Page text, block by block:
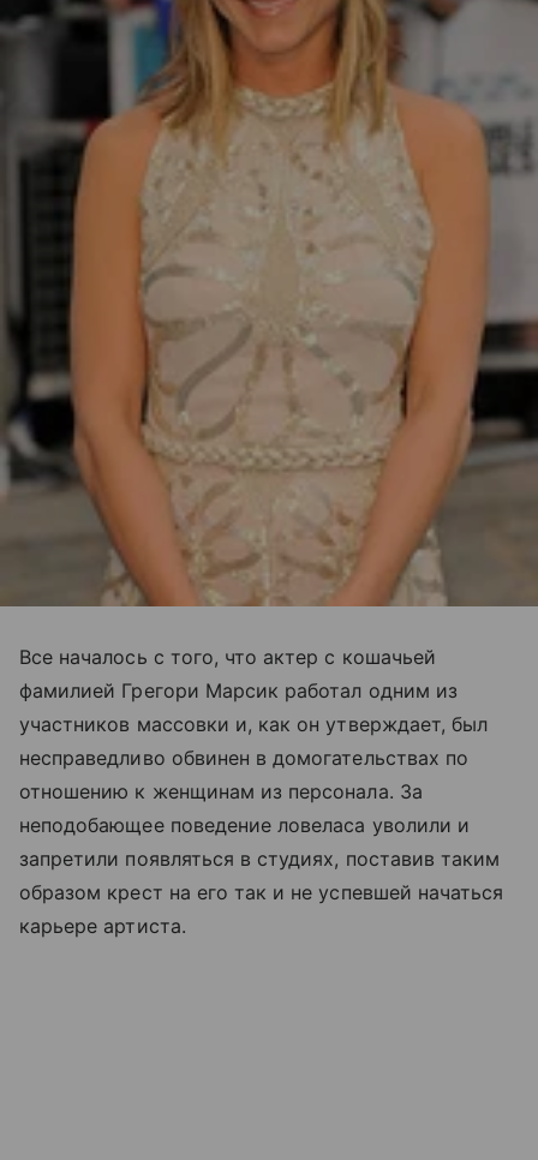
Все началось с того, что актер с кошачьей
фамилией Грегори Марсик работал одним из
участников массовки и, как он утверждает, был
несправедливо обвинен в домогательствах по
отношению к женщинам из персонала. За
неподобающее поведение ловеласа уволили и
запретили появляться в студиях, поставив таким
образом крест на его так и не успевшей начаться
карьере артиста.